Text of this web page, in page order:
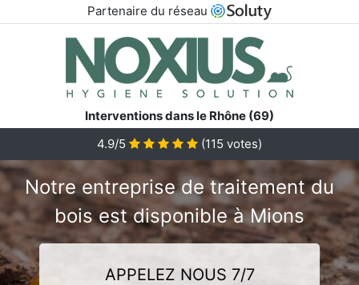
Partenaire du réseau
Interventions dans le Rhône (69)
4.9/5
(115 votes)
Notre entreprise de traitement du
bois est disponible à Mions
APPELEZ NOUS 7/7